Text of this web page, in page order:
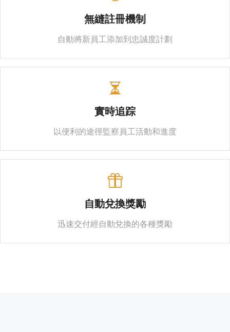
無縫註冊機制
自動將新員工添加到忠誠度計劃
實時追踪
以便利的途徑監察員工活動和進度
自動兌換獎勵
迅速交付經自動兌換的各種獎勵